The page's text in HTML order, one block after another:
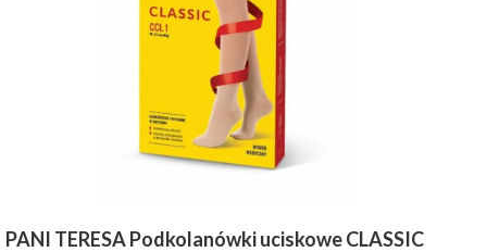
wybrać
stronie
produktu
PANI TERESA Podkolanówki uciskowe CLASSIC